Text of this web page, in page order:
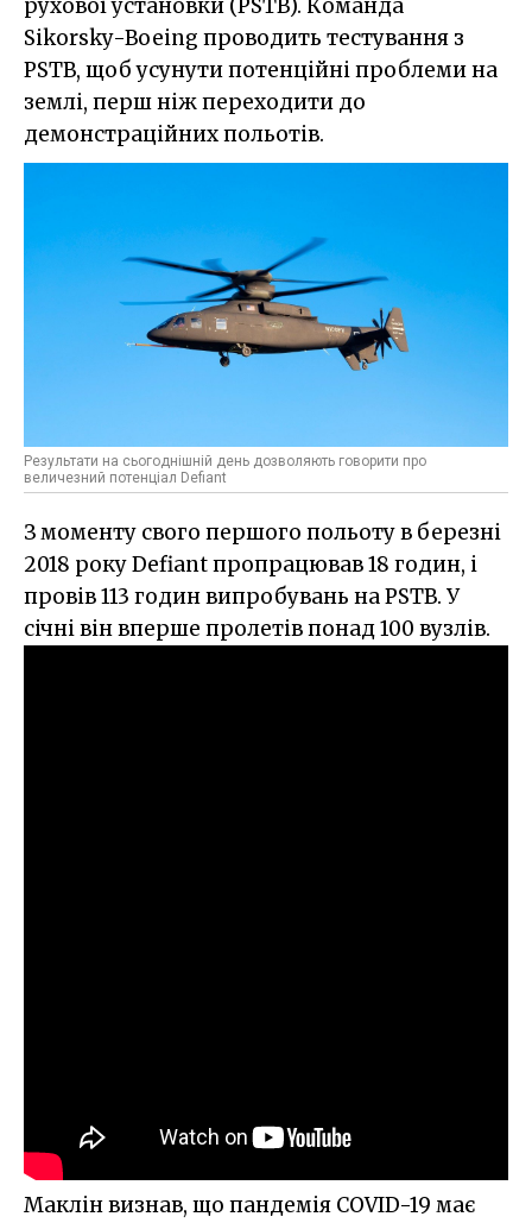
рухової установки (PSTB). Команда
Sikorsky-Boeing проводить тестування з
PSTB, щоб усунути потенційні проблеми на
землі, перш ніж переходити до
демонстраційних польотів.
Результати на сьогоднішній день дозволяють говорити про
величезний потенціал Defiant
З моменту свого першого польоту в березні
2018 року Defiant пропрацював 18 годин, і
провів 113 годин випробувань на PSTB. У
січні він вперше пролетів понад 100 вузлів.
Маклін визнав, що пандемія COVID-19 має